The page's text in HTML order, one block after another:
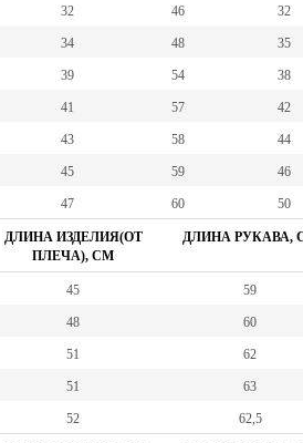
32 46 32
34 48 35
39 54 38
41 57 42
43 58 44
45 59 46
47 60 50
ДЛИНА ИЗДЕЛИЯ(ОТ
ПЛЕЧА), СМ
ДЛИНА РУКАВА,
45 59
48 60
51 62
51 63
52 62,5